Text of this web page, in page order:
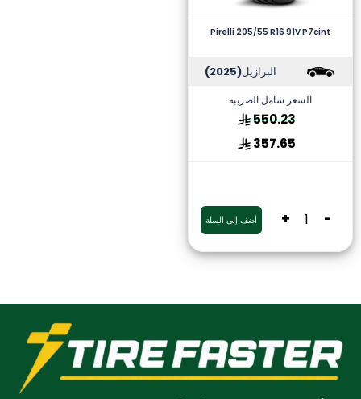
Pirelli 205/55 R16 91V P7cint
البرازيل(2025)
السعر شامل الضريبة
550.23
357.65
-
+ أضف إلى السلة